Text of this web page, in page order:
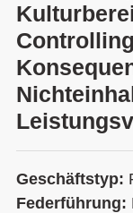
Geschäftstyp:
Federführung: